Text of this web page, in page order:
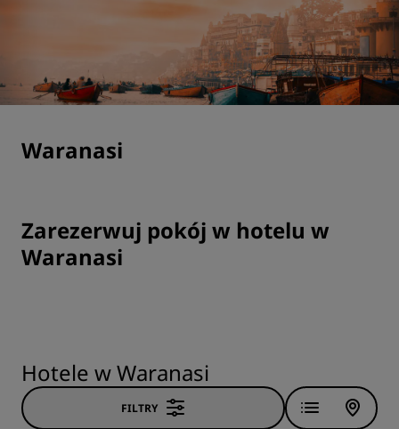
Waranasi
Zarezerwuj pokój w hotelu w
Waranasi
Hotele w Waranasi
FILTRY